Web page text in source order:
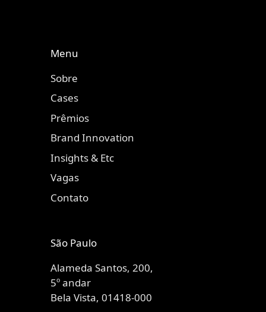
Menu
Sobre
Cases
Prêmios
Brand Innovation
Insights & Etc
Vagas
Contato
São Paulo
Alameda Santos, 200,
5º andar
Bela Vista, 01418-000